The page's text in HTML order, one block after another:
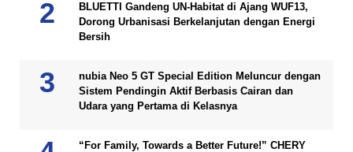
BLUETTI Gandeng UN-Habitat di Ajang WUF13,
Dorong Urbanisasi Berkelanjutan dengan Energi
Bersih
nubia Neo 5 GT Special Edition Meluncur dengan
Sistem Pendingin Aktif Berbasis Cairan dan
Udara yang Pertama di Kelasnya
“For Family, Towards a Better Future!” CHERY